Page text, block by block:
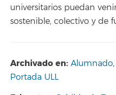
universitarios puedan
sostenible, colectivo y de
Archivado en: Alumnado,
Portada ULL